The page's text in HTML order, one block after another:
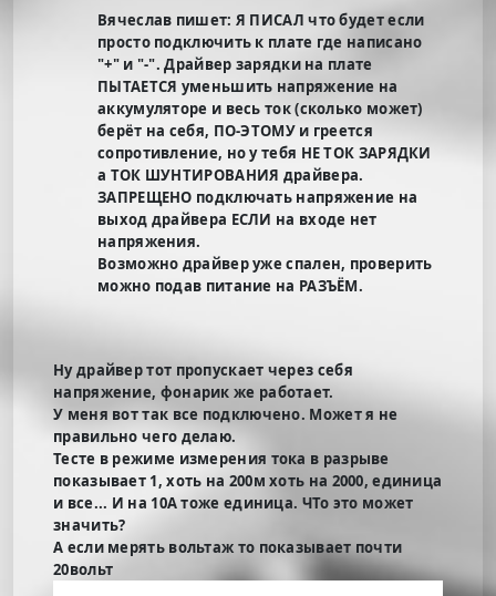
Вячеслав пишет: Я ПИСАЛ что будет если
просто подключить к плате где написано
"+" и "-". Драйвер зарядки на плате
ПЫТАЕТСЯ уменьшить напряжение на
аккумуляторе и весь ток (сколько может)
берёт на себя, ПО-ЭТОМУ и греется
сопротивление, но у тебя НЕ ТОК ЗАРЯДКИ
а ТОК ШУНТИРОВАНИЯ драйвера.
ЗАПРЕЩЕНО подключать напряжение на
выход драйвера ЕСЛИ на входе нет
напряжения.
Возможно драйвер уже спален, проверить
можно подав питание на РАЗЪЁМ.
Ну драйвер тот пропускает через себя
напряжение, фонарик же работает.
У меня вот так все подключено. Может я не
правильно чего делаю.
Тесте в режиме измерения тока в разрыве
показывает 1, хоть на 200м хоть на 2000, единица
и все... И на 10А тоже единица. ЧТо это может
значить?
А если мерять вольтаж то показывает почти
20вольт